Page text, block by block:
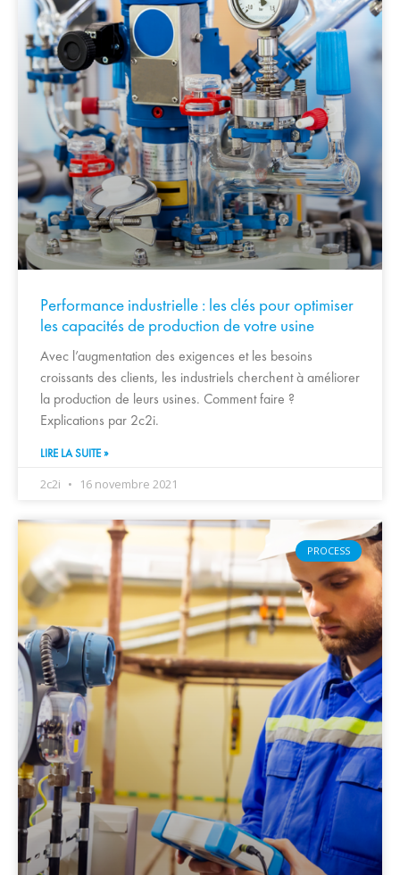
Performance industrielle : les clés pour optimiser
les capacités de production de votre usine
Avec l’augmentation des exigences et les besoins
croissants des clients, les industriels cherchent à améliorer
la production de leurs usines. Comment faire ?
Explications par 2c2i.
LIRE LA SUITE »
2c2i 16 novembre 2021
PROCESS